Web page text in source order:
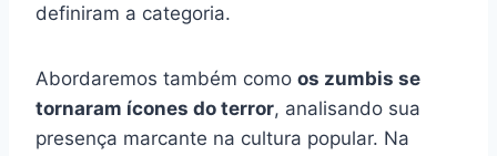
definiram a categoria.
Abordaremos também como os zumbis se
tornaram ícones do terror, analisando sua
presença marcante na cultura popular. Na